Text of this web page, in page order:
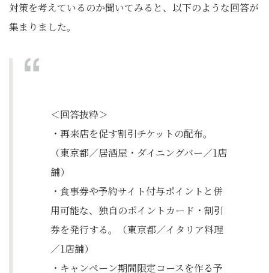
対策を考えているのか聞いてみると、以下のような回答が
集まりました。
＜回答抜粋＞
・再来店を促す割引チケットの配布。
（東京都／居酒屋・ダイニングバー／1店
舗）
・食事券や予約サイト付与ポイントと併
用可能な、独自のポイントカード・割引
券を発行する。（東京都／イタリア料理
／1店舗）
・キャンペーン期間限定コースを作る予